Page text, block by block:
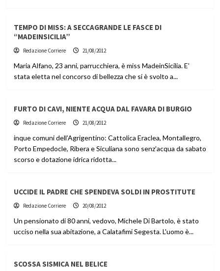
TEMPO DI MISS: A SECCAGRANDE LE FASCE DI
“MADEINSICILIA”
Redazione Corriere 21/08/2012
Maria Alfano, 23 anni, parrucchiera, è miss MadeinSicilia. E'
stata eletta nel concorso di bellezza che si è svolto a...
FURTO DI CAVI, NIENTE ACQUA DAL FAVARA DI BURGIO
Redazione Corriere 21/08/2012
inque comuni dell’Agrigentino: Cattolica Eraclea, Montallegro,
Porto Empedocle, Ribera e Siculiana sono senz’acqua da sabato
scorso e dotazione idrica ridotta...
UCCIDE IL PADRE CHE SPENDEVA SOLDI IN PROSTITUTE
Redazione Corriere 20/08/2012
Un pensionato di 80 anni, vedovo, Michele Di Bartolo, è stato
ucciso nella sua abitazione, a Calatafimi Segesta. L'uomo è...
SCOSSA SISMICA NEL BELICE